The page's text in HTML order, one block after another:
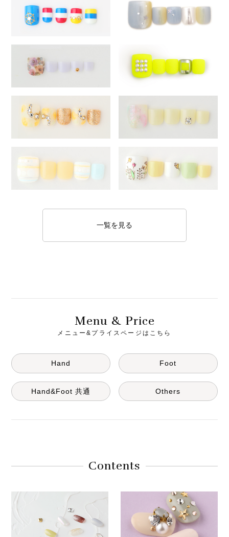
一覧を見る
Menu & Price
メニュー&プライスページはこちら
Hand Foot
Hand&Foot 共通 Others
Contents